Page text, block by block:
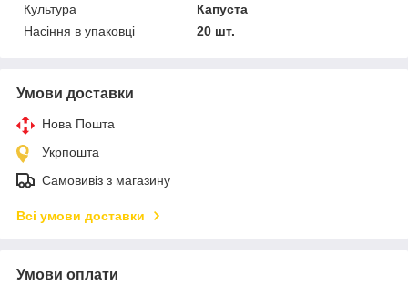
Культура
Капуста
Насіння в упаковці
20 шт.
Умови доставки
Нова Пошта
Укрпошта
Самовивіз з магазину
Всі умови доставки
Умови оплати